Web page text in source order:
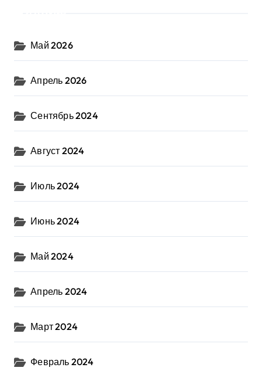
Май 2026
Апрель 2026
Сентябрь 2024
Август 2024
Июль 2024
Июнь 2024
Май 2024
Апрель 2024
Март 2024
Февраль 2024